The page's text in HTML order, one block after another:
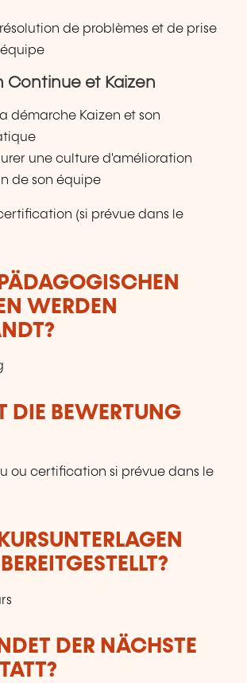
de problèmes et de prise
Continue et Kaizen
démarche Kaizen et son
une culture d'amélioration
de son équipe
(si prévue dans le
WERDEN
DIE BEWERTUNG
ou certification si prévue dans le
DER NÄCHSTE